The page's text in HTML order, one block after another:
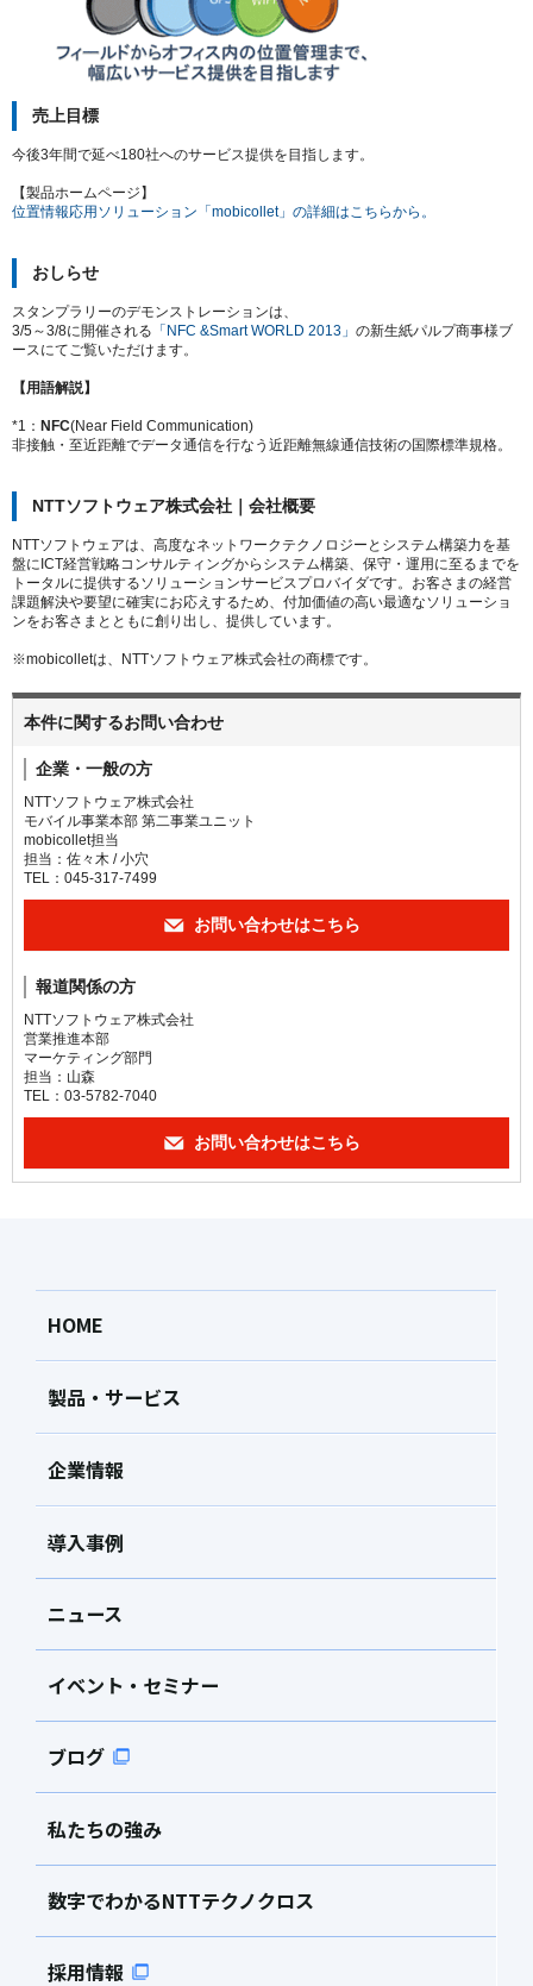
売上目標
今後3年間で延べ180社へのサービス提供を目指します。
【製品ホームページ】
位置情報応用ソリューション「mobicollet」の詳細はこちらから。
おしらせ
スタンプラリーのデモンストレーションは、
3/5～3/8に開催される 「NFC &Smart WORLD 2013」 の新生紙パルプ商事様ブ
ースにてご覧いただけます。
【用語解説】
*1： NFC(Near Field Communication)
非接触・至近距離でデータ通信を行なう近距離無線通信技術の国際標準規格。
NTTソフトウェア株式会社｜会社概要
NTTソフトウェアは、高度なネットワークテクノロジーとシステム構築力を基
盤にICT経営戦略コンサルティングからシステム構築、保守・運用に至るまでを
トータルに提供するソリューションサービスプロバイダです。お客さまの経営
課題解決や要望に確実にお応えするため、付加価値の高い最適なソリューショ
ンをお客さまとともに創り出し、提供しています。
※mobicolletは、NTTソフトウェア株式会社の商標です。
本件に関するお問い合わせ
企業・一般の方
NTTソフトウェア株式会社
モバイル事業本部 第二事業ユニット
mobicollet担当
担当：佐々木 / 小穴
TEL：045-317-7499
お問い合わせはこちら
報道関係の方
NTTソフトウェア株式会社
営業推進本部
マーケティング部門
担当：山森
TEL：03-5782-7040
お問い合わせはこちら
HOME
製品・サービス
企業情報
導入事例
ニュース
イベント・セミナー
ブログ
私たちの強み
数字でわかるNTTテクノクロス
採用情報